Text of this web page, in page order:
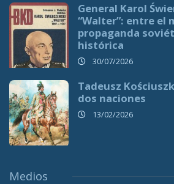
General Karol
“Walter”: entre el
propaganda
histórica
30/07/2026
Tadeusz
dos naciones
13/02/2026
Medios